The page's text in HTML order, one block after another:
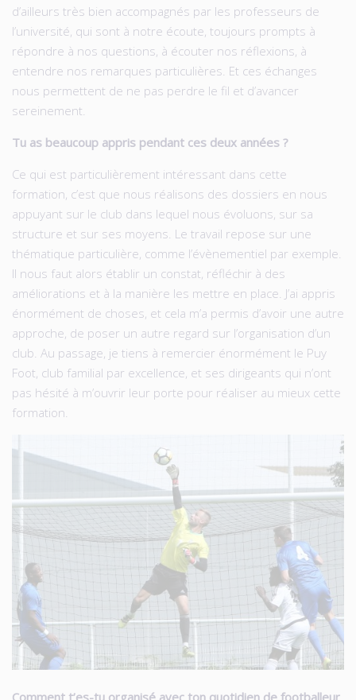
d’ailleurs très bien accompagnés par les professeurs de
l’université, qui sont à notre écoute, toujours prompts à
répondre à nos questions, à écouter nos réflexions, à
entendre nos remarques particulières. Et ces échanges
nous permettent de ne pas perdre le fil et d’avancer
sereinement.
Tu as beaucoup appris pendant ces deux années ?
Ce qui est particulièrement intéressant dans cette
formation, c’est que nous réalisons des dossiers en nous
appuyant sur le club dans lequel nous évoluons, sur sa
structure et sur ses moyens. Le travail repose sur une
thématique particulière, comme l’évènementiel par exemple.
Il nous faut alors établir un constat, réfléchir à des
améliorations et à la manière les mettre en place. J’ai appris
énormément de choses, et cela m’a permis d’avoir une autre
approche, de poser un autre regard sur l’organisation d’un
club. Au passage, je tiens à remercier énormément le Puy
Foot, club familial par excellence, et ses dirigeants qui n’ont
pas hésité à m’ouvrir leur porte pour réaliser au mieux cette
formation.